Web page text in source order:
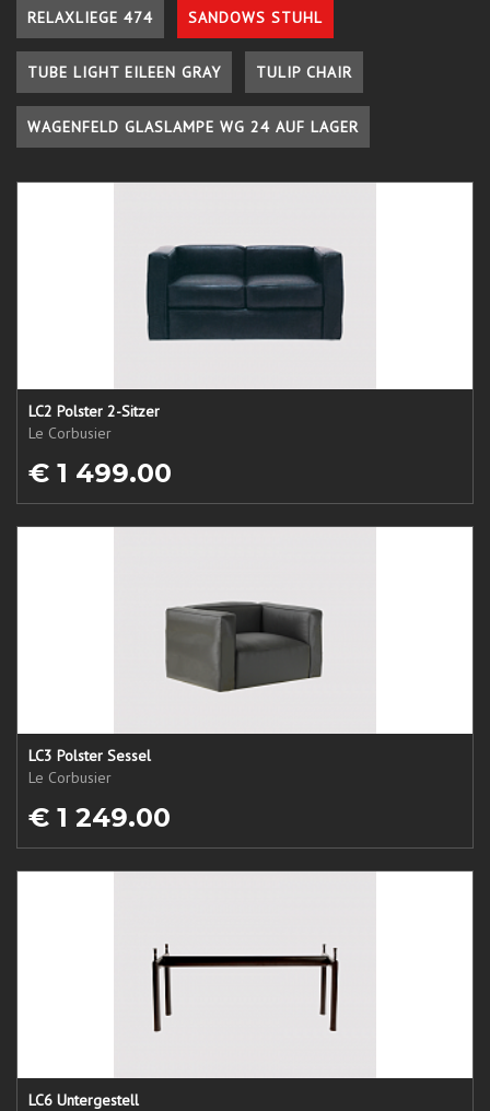
RELAXLIEGE 474 SANDOWS STUHL
TUBE LIGHT EILEEN GRAY TULIP CHAIR
WAGENFELD GLASLAMPE WG 24 AUF LAGER
LC2 Polster 2-Sitzer
Le Corbusier
€ 1 499.00
LC3 Polster Sessel
Le Corbusier
€ 1 249.00
LC6 Untergestell